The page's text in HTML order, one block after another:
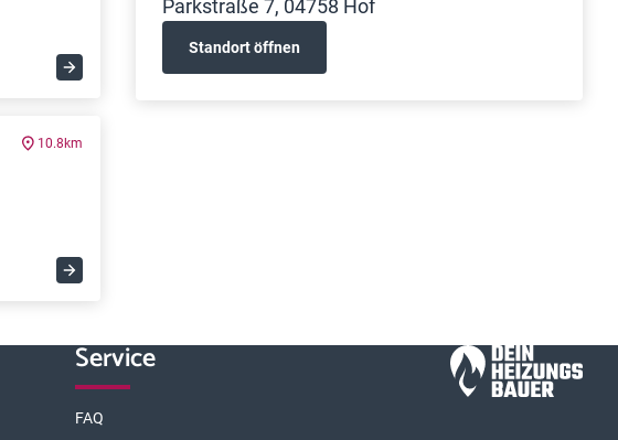
10.8km
Parkstraße 7, 04758 Hof
Standort öffnen
Service
FAQ